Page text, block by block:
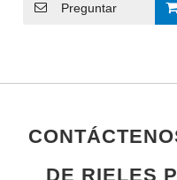
Preguntar
DE RIELES